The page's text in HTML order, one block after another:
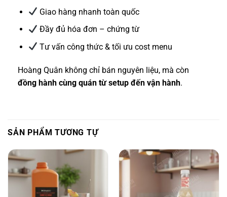
Giao hàng nhanh toàn quốc
Đầy đủ hóa đơn – chứng từ
Tư vấn công thức & tối ưu cost menu
Hoàng Quân không chỉ bán nguyên liệu, mà còn
đồng hành cùng quán từ setup đến vận hành.
SẢN PHẨM TƯƠNG TỰ